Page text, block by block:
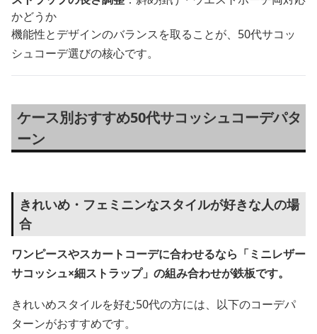
かどうか
機能性とデザインのバランスを取ることが、50代サコッ
シュコーデ選びの核心です。
ケース別おすすめ50代サコッシュコーデパタ
ーン
きれいめ・フェミニンなスタイルが好きな人の場
合
ワンピースやスカートコーデに合わせるなら「ミニレザー
サコッシュ×細ストラップ」の組み合わせが鉄板です。
きれいめスタイルを好む50代の方には、以下のコーデパ
ターンがおすすめです。